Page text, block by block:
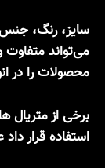
سایز، رنگ،
می‌تواند
محصولات را در
برخی از متریال
استفاده قرار داد